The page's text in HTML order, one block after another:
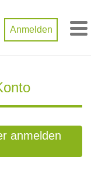
Anmelden
anmelden